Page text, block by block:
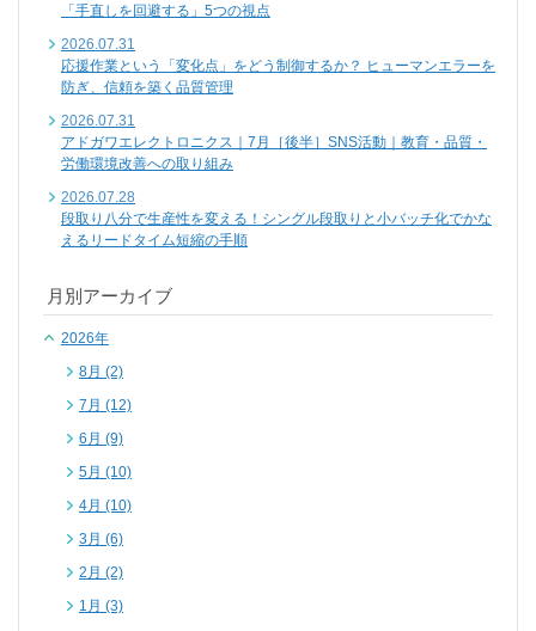
「手直しを回避する」5つの視点
2026.07.31
応援作業という「変化点」をどう制御するか？ ヒューマンエラーを
防ぎ、信頼を築く品質管理
2026.07.31
アドガワエレクトロニクス｜7月［後半］SNS活動｜教育・品質・
労働環境改善への取り組み
2026.07.28
段取り八分で生産性を変える！シングル段取りと小バッチ化でかな
えるリードタイム短縮の手順
月別アーカイブ
2026年
8月 (2)
7月 (12)
6月 (9)
5月 (10)
4月 (10)
3月 (6)
2月 (2)
1月 (3)